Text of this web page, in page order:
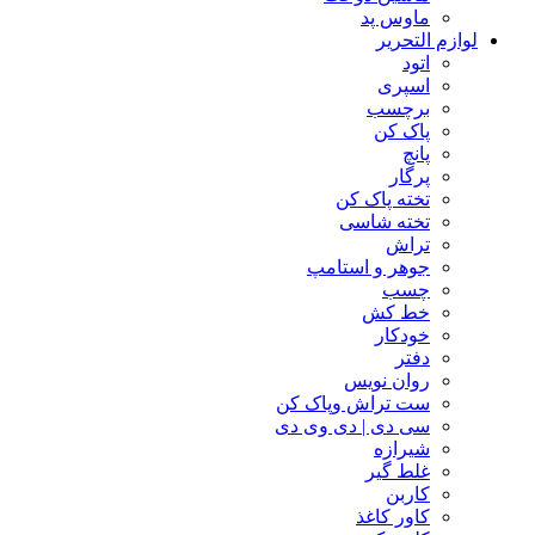
ماوس پد
لوازم التحریر
اتود
اسپری
برچسب
پاک کن
پانچ
پرگار
تخته پاک کن
تخته شاسی
تراش
جوهر و استامپ
چسب
خط کش
خودکار
دفتر
روان نویس
ست تراش وپاک کن
سی دی | دی وی دی
شیرازه
غلط گیر
کاربن
کاور کاغذ